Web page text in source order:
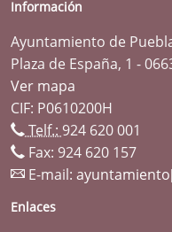
Información
Ayuntamiento de
Plaza de España, 1 -
Ver mapa
CIF: P0610200H
Telf.: 924 620 001
Fax: 924 620 157
E-mail:
Enlaces